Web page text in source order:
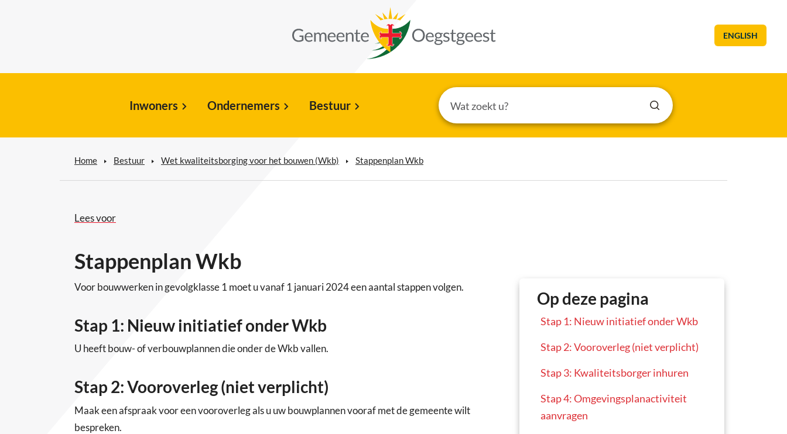
ENGLISH
Inwoners Ondernemers Bestuur
Home Bestuur Wet kwaliteitsborging voor het bouwen (Wkb) Stappenplan Wkb
Lees voor
Stappenplan Wkb
Op deze pagina
Stap 1: Nieuw initiatief onder Wkb
Stap 2: Vooroverleg (niet verplicht)
Stap 3: Kwaliteitsborger inhuren
Stap 4: Omgevingsplanactiviteit
aanvragen
Voor bouwwerken in gevolgklasse 1 moet u vanaf 1 januari 2024 een aantal stappen volgen.
Stap 1: Nieuw initiatief onder Wkb
U heeft bouw- of verbouwplannen die onder de Wkb vallen.
Stap 2: Vooroverleg (niet verplicht)
Maak een afspraak voor een vooroverleg als u uw bouwplannen vooraf met de gemeente wilt
bespreken.